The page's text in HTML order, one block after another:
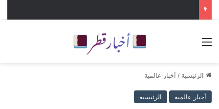
الرئيسية / أخبار عالمية
أخبار عالمية الرئيسية